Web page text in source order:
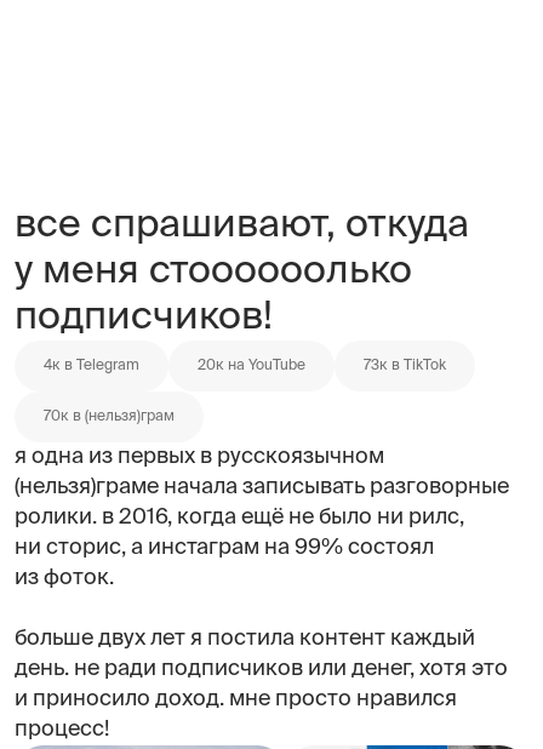
все спрашивают, откуда
у меня стоооооолько
подписчиков!
4к в Telegram 20к на YouTube 73к в TikTok
70к в (нельзя)грам
я одна из первых в русскоязычном
(нельзя)граме начала записывать разговорные
ролики. в 2016, когда ещё не было ни рилс,
ни сторис, а инстаграм на 99% состоял
из фоток.
больше двух лет я постила контент каждый
день. не ради подписчиков или денег, хотя это
и приносило доход. мне просто нравился
процесс!